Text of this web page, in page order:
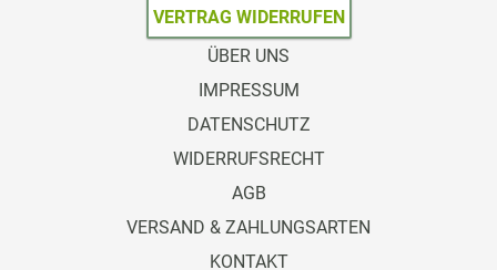
VERTRAG WIDERRUFEN
ÜBER UNS
IMPRESSUM
DATENSCHUTZ
WIDERRUFSRECHT
AGB
VERSAND & ZAHLUNGSARTEN
KONTAKT